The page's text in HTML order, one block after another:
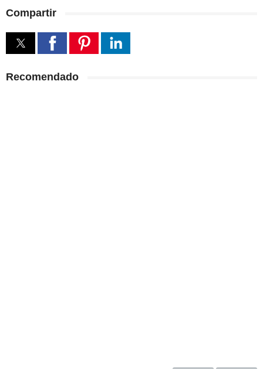
Compartir
Recomendado